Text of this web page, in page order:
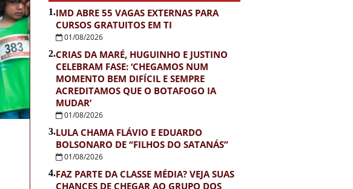
1.IMD ABRE 55 VAGAS EXTERNAS PARA
CURSOS GRATUITOS EM TI
01/08/2026
2.CRIAS DA MARÉ, HUGUINHO E JUSTINO
CELEBRAM FASE: ‘CHEGAMOS NUM
MOMENTO BEM DIFÍCIL E SEMPRE
ACREDITAMOS QUE O BOTAFOGO IA
MUDAR’
01/08/2026
3.LULA CHAMA FLÁVIO E EDUARDO
BOLSONARO DE “FILHOS DO SATANÁS”
01/08/2026
4.FAZ PARTE DA CLASSE MÉDIA? VEJA SUAS
CHANCES DE CHEGAR AO GRUPO DOS